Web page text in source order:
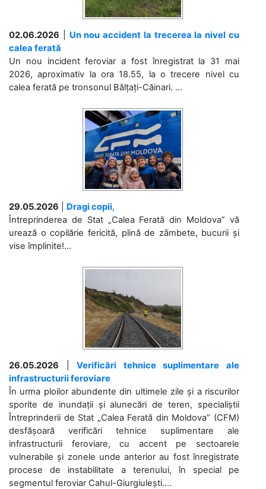
02.06.2026
Un nou accident la trecerea la nivel cu
calea ferată
Un nou incident feroviar a fost înregistrat la 31 mai
2026, aproximativ la ora 18.55, la o trecere nivel cu
calea ferată pe tronsonul Bălțați-Căinari. ...
29.05.2026
Dragi copii,
Întreprinderea de Stat „Calea Ferată din Moldova” vă
urează o copilărie fericită, plină de zâmbete, bucurii și
vise împlinite!...
26.05.2026 |Verificări tehnice suplimentare ale
infrastructurii feroviare
În urma ploilor abundente din ultimele zile și a riscurilor
sporite de inundații și alunecări de teren, specialiștii
Întreprinderii de Stat „Calea Ferată din Moldova” (CFM)
desfășoară verificări tehnice suplimentare ale
infrastructurii feroviare, cu accent pe sectoarele
vulnerabile și zonele unde anterior au fost înregistrate
procese de instabilitate a terenului, în special pe
segmentul feroviar Cahul-Giurgiulești....